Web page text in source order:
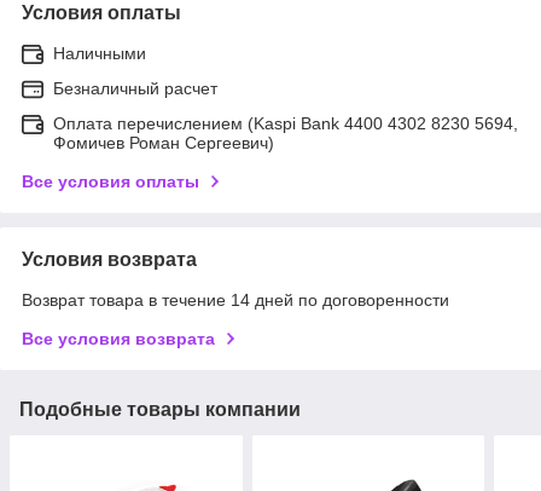
Условия оплаты
Наличными
Безналичный расчет
Оплата перечислением (Kaspi Bank 4400 4302 8230 5694,
Фомичев Роман Сергеевич)
Все условия оплаты
Условия возврата
Возврат товара в течение 14 дней по договоренности
Все условия возврата
Подобные товары компании